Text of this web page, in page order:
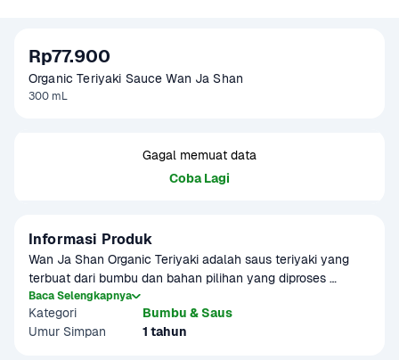
Rp77.900
Organic Teriyaki Sauce Wan Ja Shan
300 mL
Gagal memuat data
Coba Lagi
Informasi Produk
Wan Ja Shan Organic Teriyaki adalah saus teriyaki yang
terbuat dari bumbu dan bahan pilihan yang diproses
dengan higienis. Cocok sebagai bumbu untuk olahan
masakan.
Produk sudah terverifikasi halal.
Baca Selengkapnya
Kategori
Bumbu & Saus
Umur Simpan
1 tahun